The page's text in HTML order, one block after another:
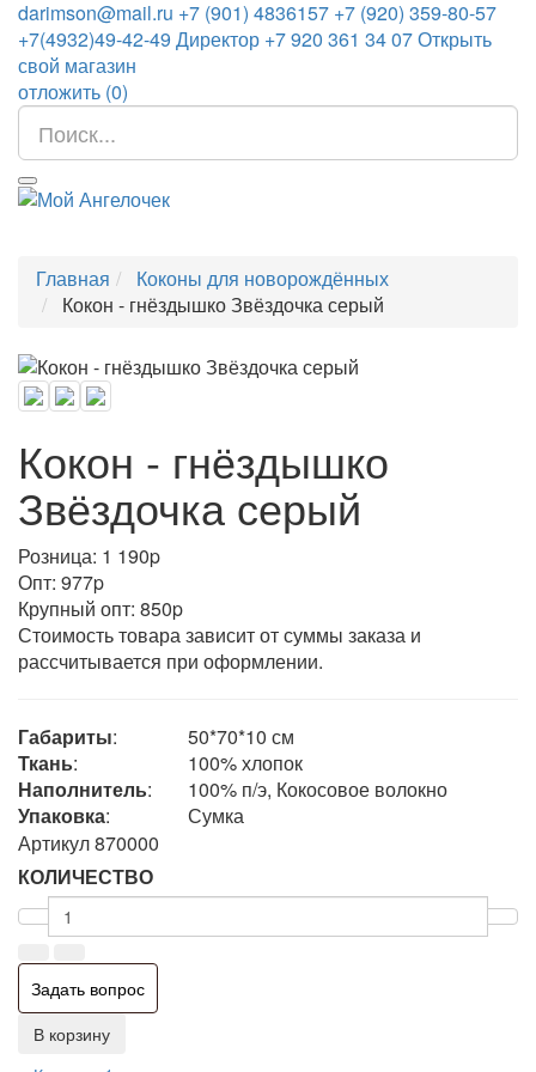
darimson@mail.ru +7 (901) 4836157 +7 (920) 359-80-57
+7(4932)49-42-49 Директор +7 920 361 34 07Открыть
свой магазин
отложить (0)
Главная
Коконы для новорождённых
Кокон - гнёздышко Звёздочка серый
Кокон - гнёздышко
Звёздочка серый
Розница: 1 190p
Опт: 977p
Крупный опт: 850p
Стоимость товара зависит от суммы заказа и
рассчитывается при оформлении.
Габариты:
50*70*10 см
Ткань:
100% хлопок
Наполнитель:
100% п/э, Кокосовое волокно
Упаковка:
Сумка
Артикул870000
КОЛИЧЕСТВО
Задать вопрос
В корзину